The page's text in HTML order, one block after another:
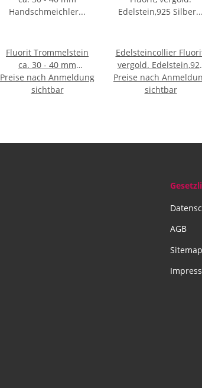
Fluorit Trommelstein
ca. 30 - 40 mm
Handschmeichler
Glücksstein 1 Stück
Preise nach Anmeldung
sichtbar
Edelsteincollier
vergold.
Silber verg. Schloß,
45 cm
Preise nach
sichtbar
AGB
Sitemap